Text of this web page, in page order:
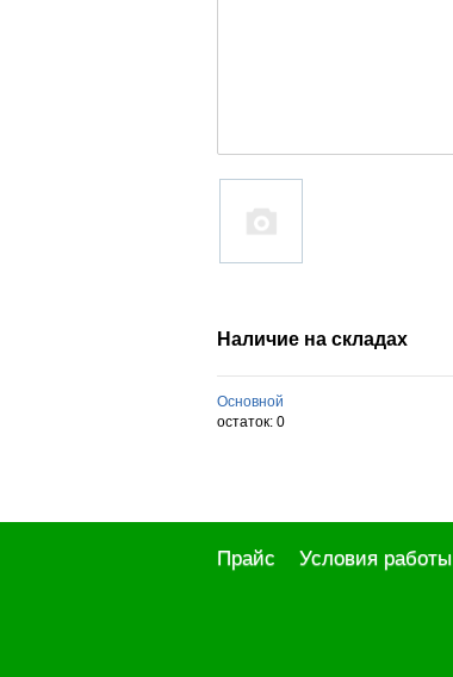
Наличие на складах
Основной
остаток: 0
Прайс Условия работы